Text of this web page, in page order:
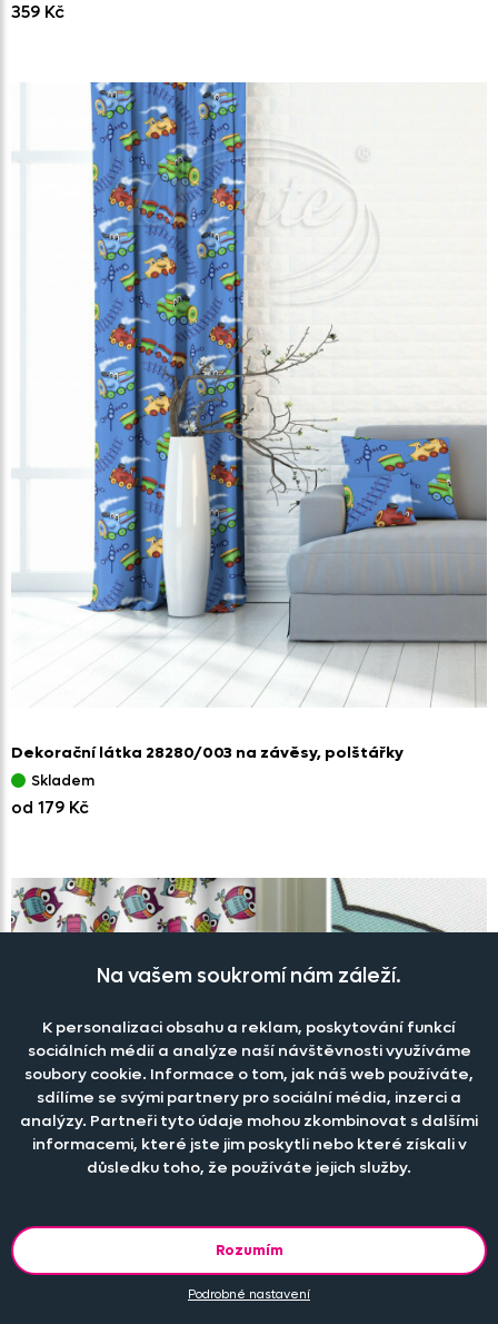
359 Kč
Dekorační látka 28280/003 na závěsy, polštářky
Skladem
od 179 Kč
Na vašem soukromí nám záleží.
K personalizaci obsahu a reklam, poskytování funkcí
sociálních médií a analýze naší návštěvnosti využíváme
soubory cookie. Informace o tom, jak náš web používáte,
sdílíme se svými partnery pro sociální média, inzerci a
analýzy. Partneři tyto údaje mohou zkombinovat s dalšími
informacemi, které jste jim poskytli nebo které získali v
důsledku toho, že používáte jejich služby.
Rozumím
Podrobné nastavení